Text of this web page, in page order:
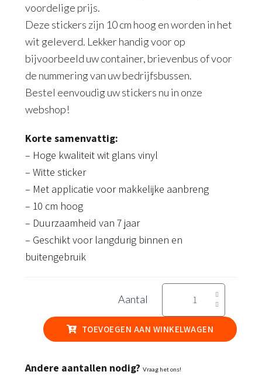
voordelige prijs.
Deze stickers zijn 10 cm hoog en worden in het
wit geleverd. Lekker handig voor op
bijvoorbeeld uw container, brievenbus of voor
de nummering van uw bedrijfsbussen.
Bestel eenvoudig uw stickers nu in onze
webshop!
Korte samenvattig:
– Hoge kwaliteit wit glans vinyl
– Witte sticker
– Met applicatie voor makkelijke aanbreng
– 10 cm hoog
– Duurzaamheid van 7 jaar
– Geschikt voor langdurig binnen en
buitengebruik
4
aantal
TOEVOEGEN AAN WINKELWAGEN
Andere aantallen nodig? Vraag het ons!